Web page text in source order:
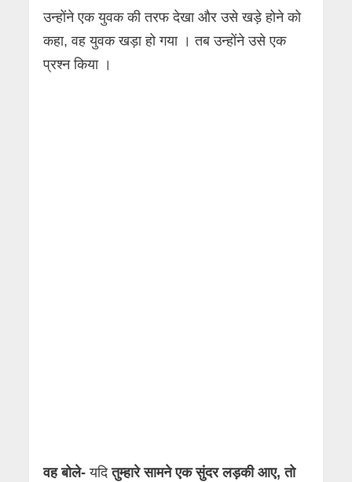
उन्होंने एक युवक की तरफ देखा और उसे खड़े होने को
कहा, वह युवक खड़ा हो गया । तब उन्होंने उसे एक
प्रश्न किया ।
वह बोले- यदितुम्हारे सामने एक सुंदर लड़की आए, तो